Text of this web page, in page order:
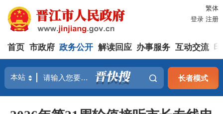
繁体
登录 注册
首页 市政府 政务公开 解读回应 办事服务 互动交流
长者模式